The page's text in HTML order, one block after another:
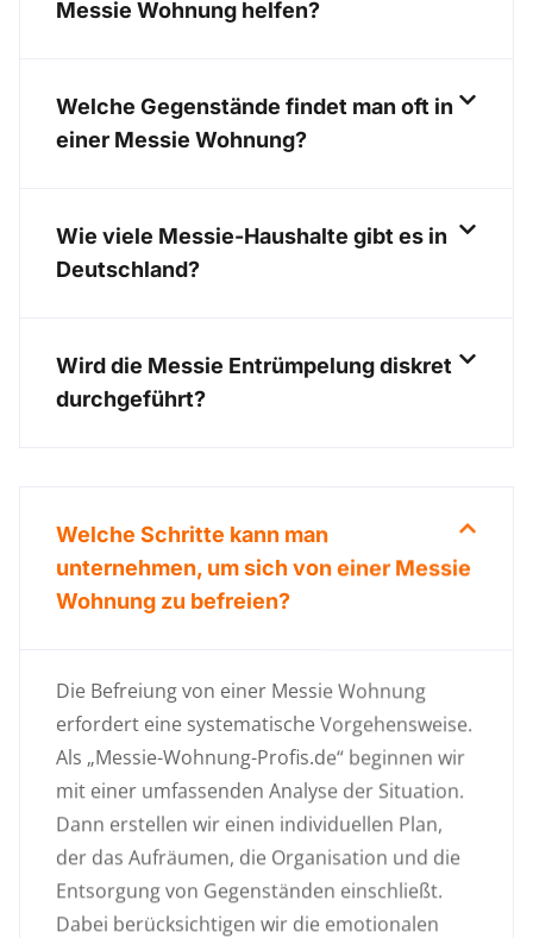
Messie Wohnung helfen?
Welche Gegenstände findet man oft in
einer Messie Wohnung?
Wie viele Messie-Haushalte gibt es in
Deutschland?
Wird die Messie Entrümpelung diskret
durchgeführt?
Welche Schritte kann man
unternehmen, um sich von einer Messie
Wohnung zu befreien?
Die Befreiung von einer Messie Wohnung
erfordert eine systematische Vorgehensweise.
Als „Messie-Wohnung-Profis.de“ beginnen wir
mit einer umfassenden Analyse der Situation.
Dann erstellen wir einen individuellen Plan,
der das Aufräumen, die Organisation und die
Entsorgung von Gegenständen einschließt.
Dabei berücksichtigen wir die emotionalen